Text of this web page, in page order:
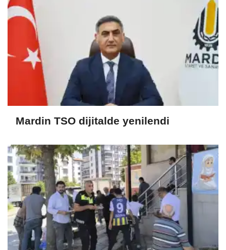
Mardin TSO dijitalde yenilendi